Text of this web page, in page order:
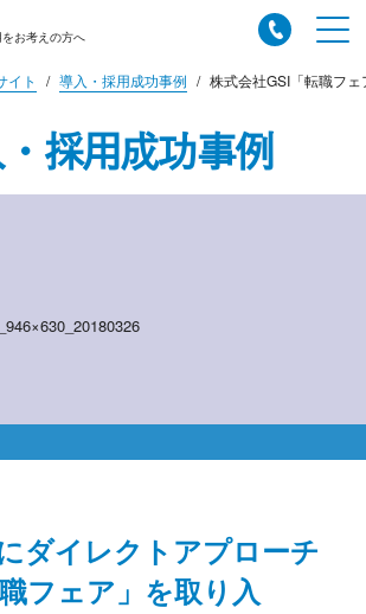
お考えの方へ
イト 導入・採用成功事例 株式会社GSI「転職フ
採用成功事例
ダイレクトアプローチ
フェア」を取り入